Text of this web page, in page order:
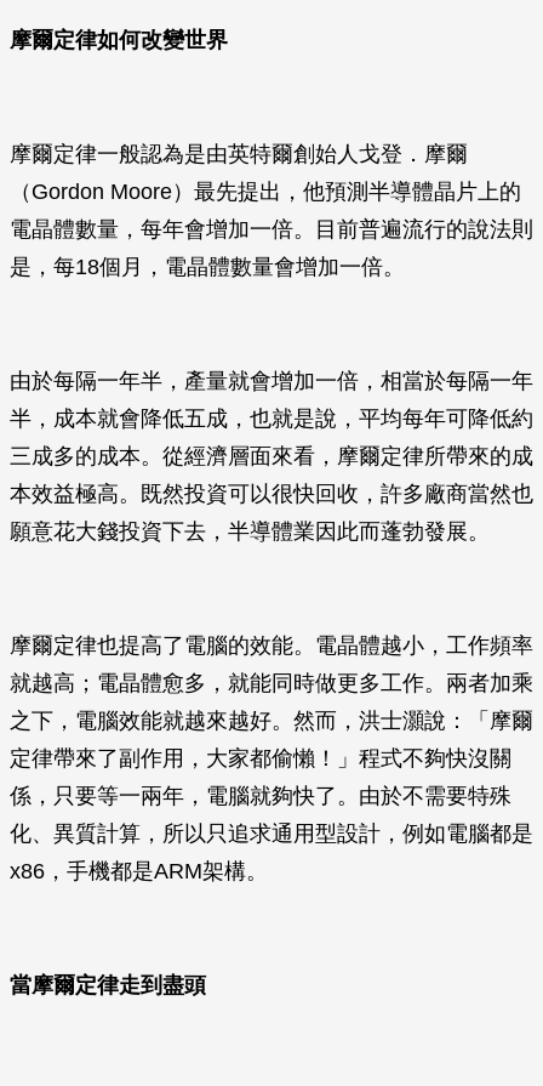
摩爾定律如何改變世界
摩爾定律一般認為是由英特爾創始人戈登．摩爾
（Gordon Moore）最先提出，他預測半導體晶片上的
電晶體數量，每年會增加一倍。目前普遍流行的說法則
是，每18個月，電晶體數量會增加一倍。
由於每隔一年半，產量就會增加一倍，相當於每隔一年
半，成本就會降低五成，也就是說，平均每年可降低約
三成多的成本。從經濟層面來看，摩爾定律所帶來的成
本效益極高。既然投資可以很快回收，許多廠商當然也
願意花大錢投資下去，半導體業因此而蓬勃發展。
摩爾定律也提高了電腦的效能。電晶體越小，工作頻率
就越高；電晶體愈多，就能同時做更多工作。兩者加乘
之下，電腦效能就越來越好。然而，洪士灝說：「摩爾
定律帶來了副作用，大家都偷懶！」程式不夠快沒關
係，只要等一兩年，電腦就夠快了。由於不需要特殊
化、異質計算，所以只追求通用型設計，例如電腦都是
x86，手機都是ARM架構。
當摩爾定律走到盡頭